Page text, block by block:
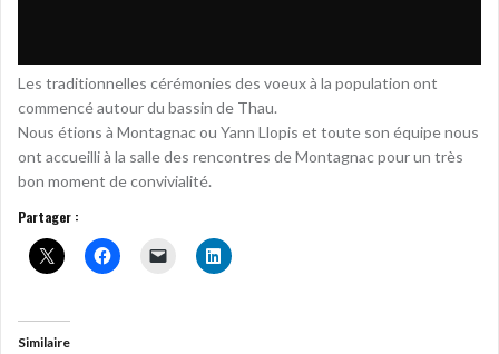
Les traditionnelles cérémonies des voeux à la population ont
commencé autour du bassin de Thau.
Nous étions à Montagnac ou Yann Llopis et toute son équipe nous
ont accueilli à la salle des rencontres de Montagnac pour un très
bon moment de convivialité.
Partager :
Similaire